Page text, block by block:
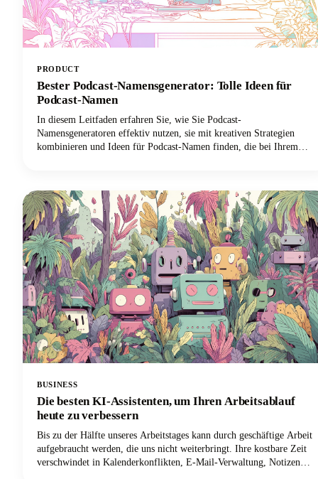
PRODUCT
Bester Podcast-Namensgenerator: Tolle Ideen für
Podcast-Namen
In diesem Leitfaden erfahren Sie, wie Sie Podcast-
Namensgeneratoren effektiv nutzen, sie mit kreativen Strategien
kombinieren und Ideen für Podcast-Namen finden, die bei Ihrem
Showtitel als auch für einzelne Episodennamen hervor.
BUSINESS
Die besten KI-Assistenten, um Ihren Arbeitsablauf
heute zu verbessern
Bis zu der Hälfte unseres Arbeitstages kann durch geschäftige Arbeit
aufgebraucht werden, die uns nicht weiterbringt. Ihre kostbare Zeit
verschwindet in Kalenderkonflikten, E-Mail-Verwaltung, Notizen